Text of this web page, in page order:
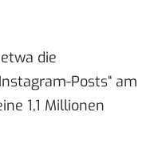
die
Posts“ am
1,1 Millionen